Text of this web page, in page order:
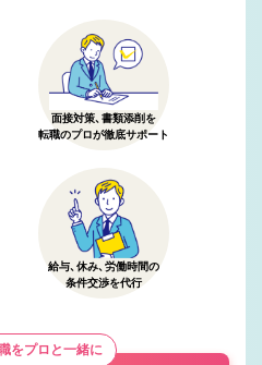
面接対策、書類添削を
転職のプロが徹底サポート
給与、休み、労働時間の
条件交渉を代行
をプロと一緒に